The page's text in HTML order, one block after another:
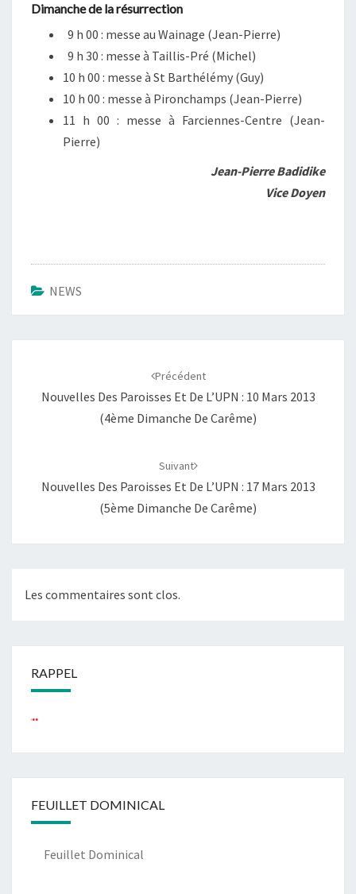
Dimanche de la résurrection
9 h 00 : messe au Wainage (Jean-Pierre)
9 h 30 : messe à Taillis-Pré (Michel)
10 h 00 : messe à St Barthélémy (Guy)
10 h 00 : messe à Pironchamps (Jean-Pierre)
11 h 00 : messe à Farciennes-Centre (Jean-
Pierre)
Jean-Pierre Badidike
Vice Doyen
NEWS
Précédent
Nouvelles Des Paroisses Et De L’UPN : 10 Mars 2013
(4ème Dimanche De Carême)
Suivant
Nouvelles Des Paroisses Et De L’UPN : 17 Mars 2013
(5ème Dimanche De Carême)
Les commentaires sont clos.
RAPPEL
FEUILLET DOMINICAL
Feuillet Dominical